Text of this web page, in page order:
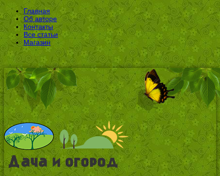
Главная
Об авторе
Контакты
Все статьи
Магазин